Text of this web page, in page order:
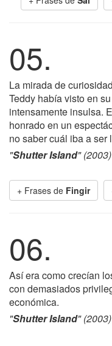
05.
La mirada de
Teddy había visto en
intensamente insulsa.
honrado en un
no saber cuál iba a ser
"Shutter Island" (2003)
+ Frases de Fingir
06.
Así era como crecían
con demasiados
económica.
"Shutter Island" (2003)